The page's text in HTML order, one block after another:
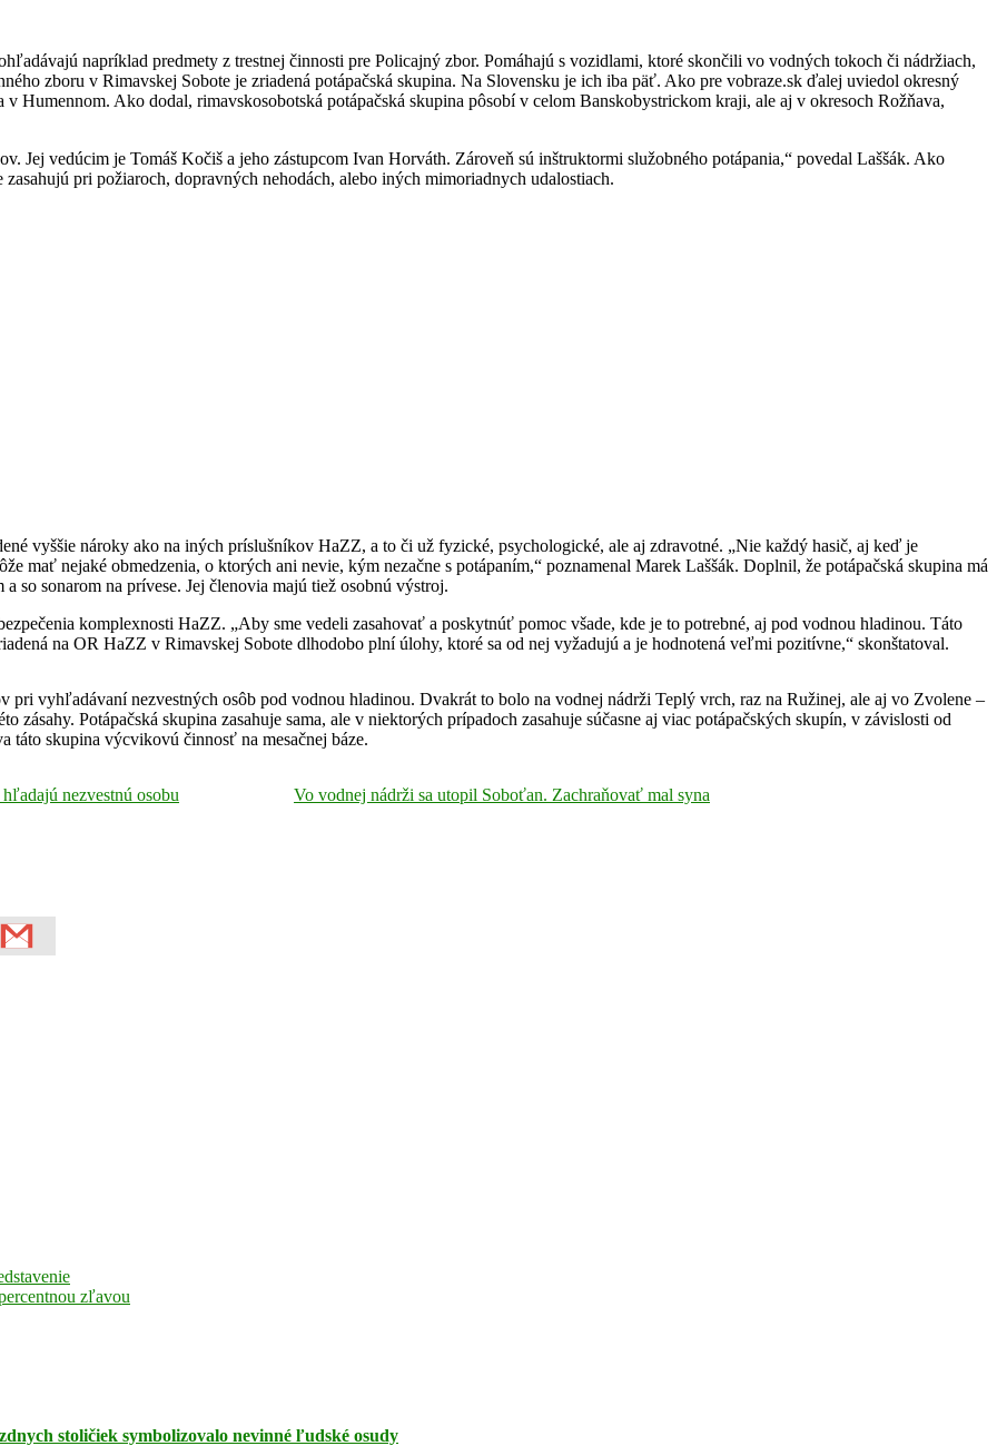
napríklad predmety z trestnej činnosti pre Policajný zbor. Pomáhajú s vozidlami, ktoré skončili vo vodných tokoch či nádržiach,
zboru v Rimavskej Sobote je zriadená potápačská skupina. Na Slovensku je ich iba päť. Ako pre vobraze.sk ďalej uviedol okresný
Ako dodal, rimavskosobotská potápačská skupina pôsobí v celom Banskobystrickom kraji, ale aj v okresoch Rožňava,
Jej vedúcim je Tomáš Kočiš a jeho zástupcom Ivan Horváth. Zároveň sú inštruktormi služobného potápania,“ povedal Laššák. Ako
pri požiaroch, dopravných nehodách, alebo iných mimoriadnych udalostiach.
vyššie nároky ako na iných príslušníkov HaZZ, a to či už fyzické, psychologické, ale aj zdravotné. „Nie každý hasič, aj keď je
mať nejaké obmedzenia, o ktorých ani nevie, kým nezačne s potápaním,“ poznamenal Marek Laššák. Doplnil, že potápačská skupina má
so sonarom na prívese. Jej členovia majú tiež osobnú výstroj.
komplexnosti HaZZ. „Aby sme vedeli zasahovať a poskytnúť pomoc všade, kde je to potrebné, aj pod vodnou hladinou. Táto
na OR HaZZ v Rimavskej Sobote dlhodobo plní úlohy, ktoré sa od nej vyžadujú a je hodnotená veľmi pozitívne,“ skonštatoval.
vyhľadávaní nezvestných osôb pod vodnou hladinou. Dvakrát to bolo na vodnej nádrži Teplý vrch, raz na Ružinej, ale aj vo Zvolene –
Potápačská skupina zasahuje sama, ale v niektorých prípadoch zasahuje súčasne aj viac potápačských skupín, v závislosti od
táto skupina výcvikovú činnosť na mesačnej báze.
nezvestnú osobu Vo vodnej nádrži sa utopil Soboťan. Zachraňovať mal syna
zľavou
stoličiek symbolizovalo nevinné ľudské osudy